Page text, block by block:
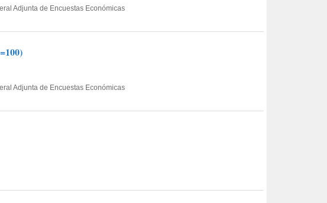
Adjunta de Encuestas Económicas
Adjunta de Encuestas Económicas